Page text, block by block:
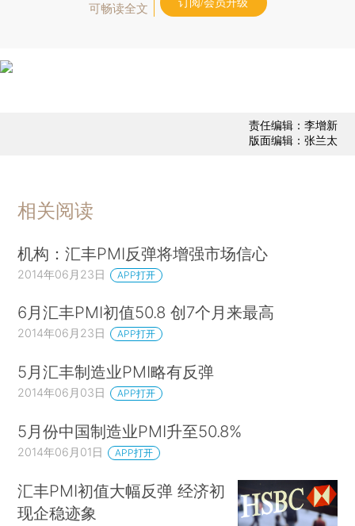
可畅读全文
订阅/会员升级
责任编辑：李增新
版面编辑：张兰太
相关阅读
机构：汇丰PMI反弹将增强市场信心
2014年06月23日 APP打开
6月汇丰PMI初值50.8 创7个月来最高
2014年06月23日 APP打开
5月汇丰制造业PMI略有反弹
2014年06月03日 APP打开
5月份中国制造业PMI升至50.8%
2014年06月01日 APP打开
汇丰PMI初值大幅反弹 经济初
现企稳迹象